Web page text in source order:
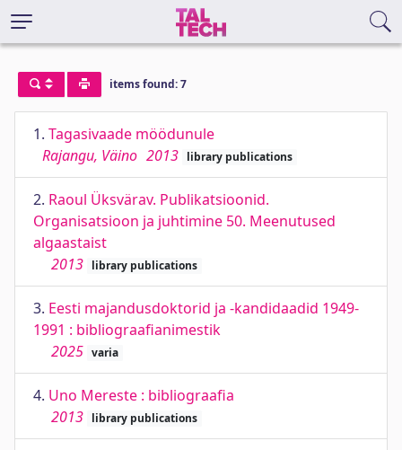
items found: 7
1. Tagasivaade möödunule
Rajangu, Väino 2013 library publications
2. Raoul Üksvärav. Publikatsioonid.
Organisatsioon ja juhtimine 50. Meenutused
algaastaist
2013 library publications
3. Eesti majandusdoktorid ja -kandidaadid 1949-
1991 : bibliograafianimestik
2025 varia
4. Uno Mereste : bibliograafia
2013 library publications